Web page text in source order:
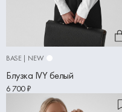
BASE | NEW
Блузка IVY белый
6 700 ₽